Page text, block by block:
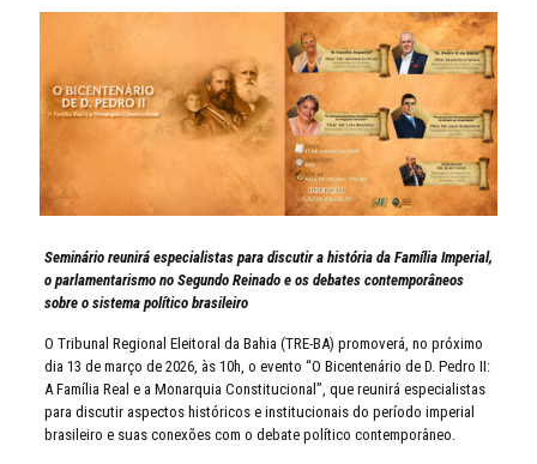
Seminário reunirá especialistas para discutir a história da Família Imperial,
o parlamentarismo no Segundo Reinado e os debates contemporâneos
sobre o sistema político brasileiro
O Tribunal Regional Eleitoral da Bahia (TRE-BA) promoverá, no próximo
dia 13 de março de 2026, às 10h, o evento “O Bicentenário de D. Pedro II:
A Família Real e a Monarquia Constitucional”, que reunirá especialistas
para discutir aspectos históricos e institucionais do período imperial
brasileiro e suas conexões com o debate político contemporâneo.